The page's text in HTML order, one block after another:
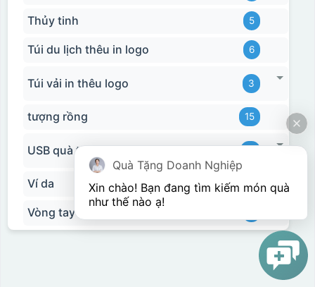
Thủy tinh 5
Túi du lịch thêu in logo 6
Túi vải in thêu logo 3
tượng rồng 15
USB quà tặng in logo
Ví da 2
Vòng tay
Quà Tặng Doanh Nghiệp
Xin chào! Bạn đang tìm kiếm món quà
như thế nào ạ!